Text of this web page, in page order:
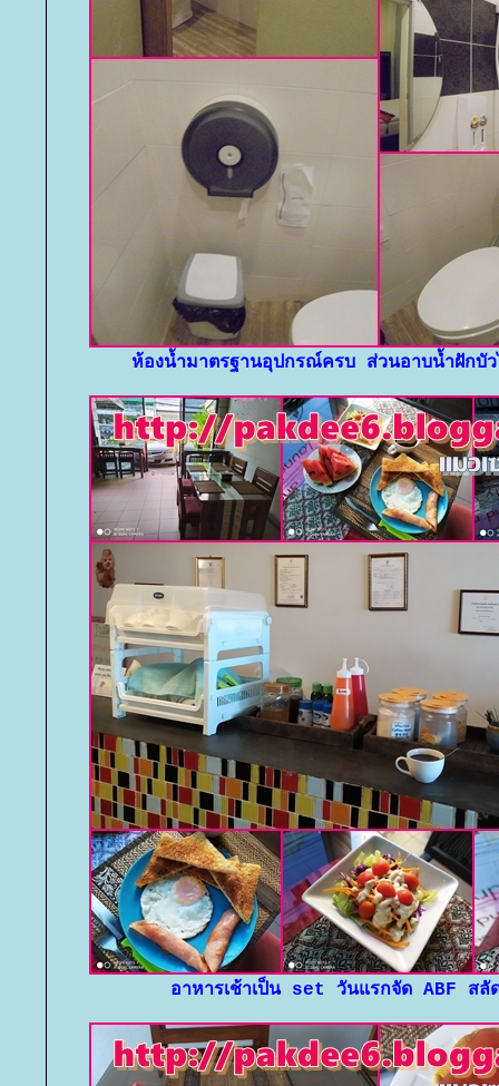
ห้องน้ำมาตรฐานอุปกรณ์ครบ ส่วนอาบน้ำฝักบัว
อาหารเช้าเป็น set วันแรกจัด ABF สลั